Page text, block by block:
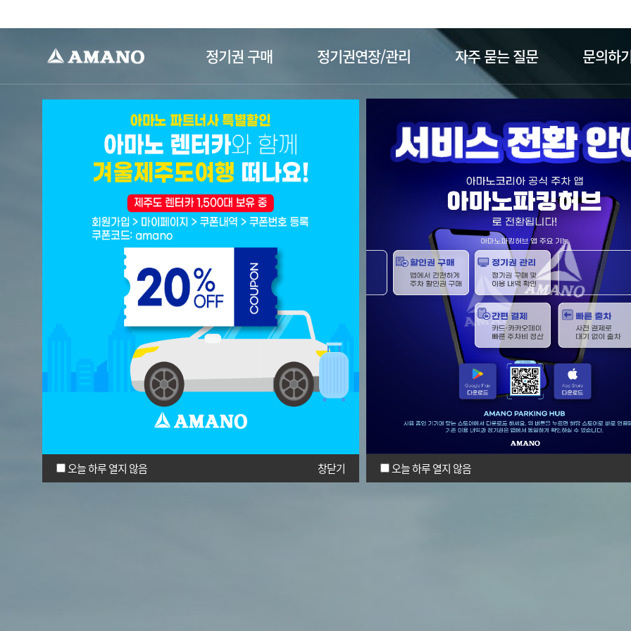
오늘 하루 열지 않음 창닫기 오늘 하루 열지 않음
정기권 구매 정기권연장/관리 자주 묻는 질문 문의하